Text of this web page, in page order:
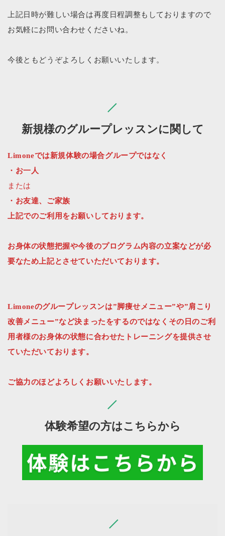
上記日時が難しい場合は再度日程調整もしておりますので
お気軽にお問い合わせくださいね。
今後ともどうぞよろしくお願いいたします。
新規様のグループレッスンに関して
Limoneでは新規体験の場合グループではなく
・お一人
または
・お友達、ご家族
上記でのご利用をお願いしております。
お身体の状態把握や今後のプログラム内容の立案などが必
要なため上記とさせていただいております。
Limoneのグループレッスンは”脚痩せメニュー”や”肩こり
改善メニュー”など決まったをするのではなくその日のご利
用者様のお身体の状態に合わせたトレーニングを提供させ
ていただいております。
ご協力のほどよろしくお願いいたします。
体験希望の方はこちらから